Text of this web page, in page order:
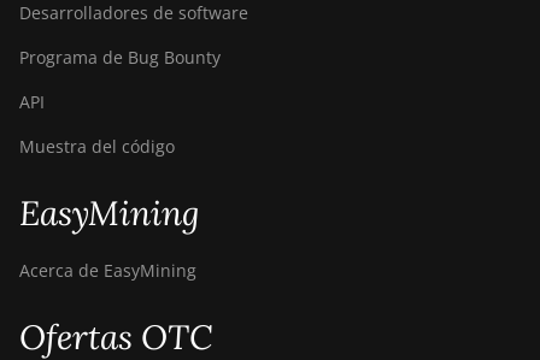
Desarrolladores de software
Programa de Bug Bounty
API
Muestra del código
EasyMining
Acerca de EasyMining
Ofertas OTC